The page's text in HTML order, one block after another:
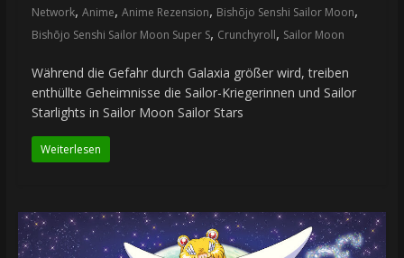
Network, Anime, Anime Rezension, Bishōjo Senshi Sailor Moon,
Bishōjo Senshi Sailor Moon Super S, Crunchyroll, Sailor Moon
Während die Gefahr durch Galaxia größer wird, treiben
enthüllte Geheimnisse die Sailor-Kriegerinnen und Sailor
Starlights in Sailor Moon Sailor Stars
Weiterlesen